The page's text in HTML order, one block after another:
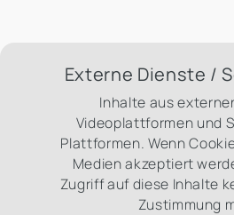
Externe Dienste /
Inhalte aus
Videoplattformen und
Plattformen. Wenn
Medien akzeptiert
Zugriff auf diese Inhalte
Zustimmung